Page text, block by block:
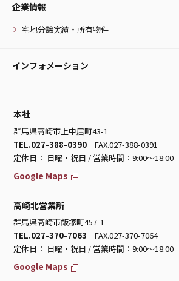
企業情報
宅地分譲実績・所有物件
インフォメーション
本社
群馬県高崎市上中居町43-1
TEL.027-388-0390 FAX.027-388-0391
定休日： 日曜・祝日 / 営業時間：9:00～18:00
Google Maps
高崎北営業所
群馬県高崎市飯塚町457-1
TEL.027-370-7063 FAX.027-370-7064
定休日： 日曜・祝日 / 営業時間：9:00～18:00
Google Maps